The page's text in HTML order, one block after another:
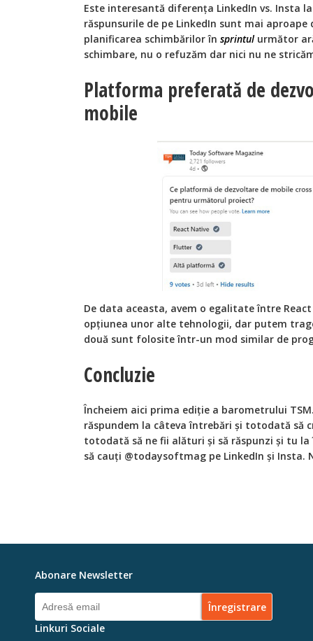
Este interesantă diferența LinkedIn vs. Insta
răspunsurile de pe LinkedIn sunt mai aproape
planificarea schimbărilor în sprintul următor
schimbare, nu o refuzăm dar nici nu ne
Platforma preferată de
mobile
De data aceasta, avem o egalitate între
opțiunea unor alte tehnologii, dar putem
două sunt folosite într-un mod similar de
Concluzie
Încheiem aici prima ediție a barometrului
răspundem la câteva întrebări și totodată să
totodată să ne fii alături și să răspunzi și tu
să cauți @todaysoftmag pe LinkedIn și Insta.
Abonare Newsletter
Linkuri Sociale